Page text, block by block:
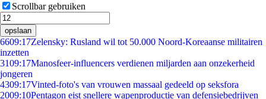
Scrollbar gebruiken
opslaan
6609:17Zelensky: Rusland wil tot 50.000 Noord-Koreaanse militairen
inzetten
3109:17Manosfeer-influencers verdienen miljarden aan onzekerheid
jongeren
4309:17Vinted-foto's van vrouwen massaal gedeeld op seksfora
2009:10Pentagon eist snellere wapenproductie van defensiebedrijven